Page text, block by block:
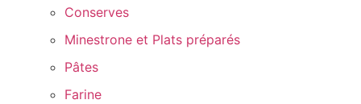
Conserves
Minestrone et Plats préparés
Pâtes
Farine